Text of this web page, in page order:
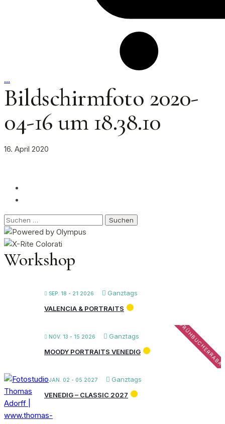
…
Bildschirmfoto 2020-
04-16 um 18.38.10
16. April 2020
Suchen
nach:
Workshop
SEP. 18 - 21 2026
Ganztags
VALENCIA & PORTRAITS
NOV. 13 - 15 2026 Ganztags
MOODY PORTRAITS VENEDIG
JAN. 02 - 05 2027
Ganztags
VENEDIG – CLASSIC 2027